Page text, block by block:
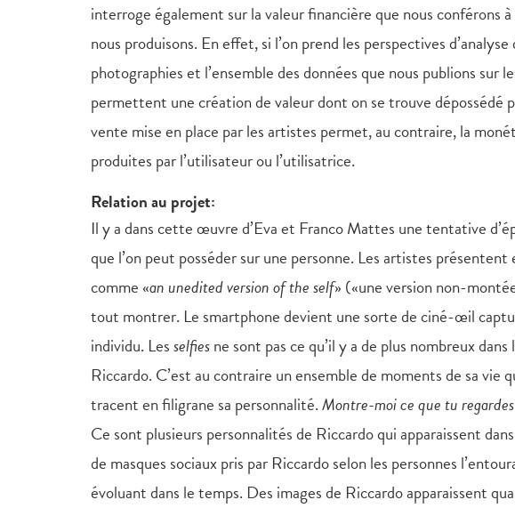
interroge également sur la valeur financière que nous conférons
nous produisons. En effet, si l’on prend les perspectives d’analyse
photographies et l’ensemble des données que nous publions sur
permettent une création de valeur dont on se trouve dépossédé
vente mise en place par les artistes permet, au contraire, la
produites par l’utilisateur ou l’utilisatrice.
Relation au projet:
Il y a dans cette œuvre d’Eva et Franco Mattes une tentative
que l’on peut posséder sur une personne. Les artistes
comme «an unedited version of the self» («une version non-
tout montrer. Le smartphone devient une sorte de ciné-œil
individu. Lesselfiesne sont pas ce qu’il y a de plus nombreux
Riccardo. C’est au contraire un ensemble de moments de sa vie
tracent en filigrane sa personnalité.Montre-moi ce que tu
Ce sont plusieurs personnalités de Riccardo qui apparaissent
de masques sociaux pris par Riccardo selon les personnes
évoluant dans le temps. Des images de Riccardo apparaissent